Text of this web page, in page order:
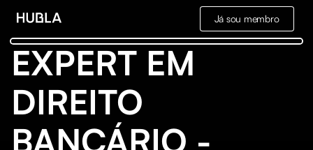
Já sou membro
EXPERT EM
DIREITO
BANCÁRIO -